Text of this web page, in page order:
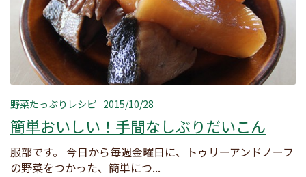
野菜たっぷりレシピ 2015/10/28
簡単おいしい！手間なしぶりだいこん
服部です。 今日から毎週金曜日に、トゥリーアンドノーフ
の野菜をつかった、簡単につ...